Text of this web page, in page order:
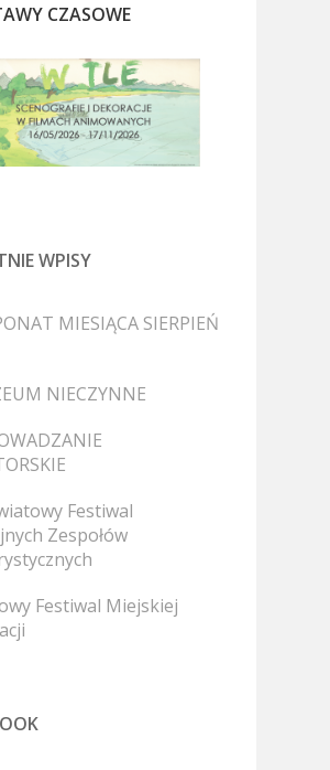
CZASOWE
WPISY
MIESIĄCA SIERPIEŃ
NIECZYNNE
Festiwal
Zespołów
Festiwal Miejskiej